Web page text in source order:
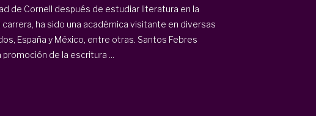
de Cornell después de estudiar literatura en la
ha sido una académica visitante en diversas
España y México, entre otras. Santos Febres
de la escritura ...